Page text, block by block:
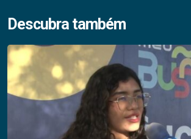
Descubra também